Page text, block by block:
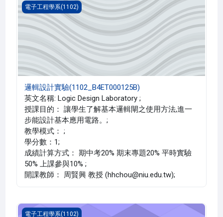
邏輯設計實驗(1102_B4ET000125B)
電子工程學系(1102)
邏輯設計實驗(1102_B4ET000125B)
英文名稱: Logic Design Laboratory ;
授課目的： 讓學生了解基本邏輯閘之使用方法,進一
步能設計基本應用電路。;
教學模式： ;
學分數：1;
成績計算方式： 期中考20% 期末專題20% 平時實驗
50% 上課參與10% ;
開課教師： 周賢興 教授 (hhchou@niu.edu.tw);
邏輯設計實驗(1102_B4ET000125A)
電子工程學系(1102)